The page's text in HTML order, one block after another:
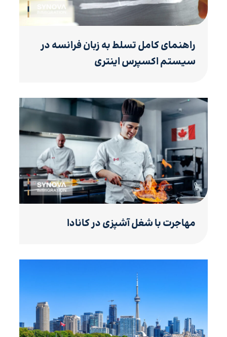
راهنمای کامل تسلط به زبان فرانسه در
سیستم اکسپرس اینتری
مهاجرت با شغل آشپزی در کانادا